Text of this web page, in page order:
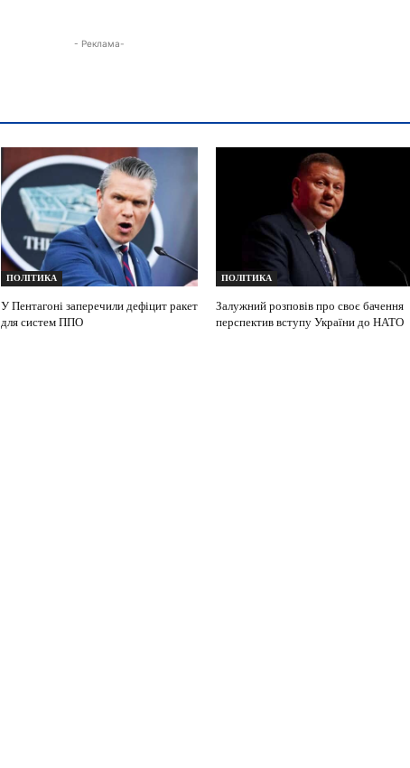
- Реклама-
ПОЛІТИКА
У Пентагоні заперечили дефіцит ракет
для систем ППО
ПОЛІТИКА
Залужний розповів про своє бачення
перспектив вступу України до НАТО